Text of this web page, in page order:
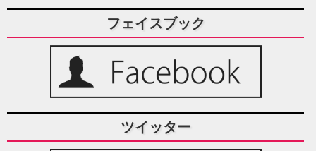
フェイスブック
ツイッター